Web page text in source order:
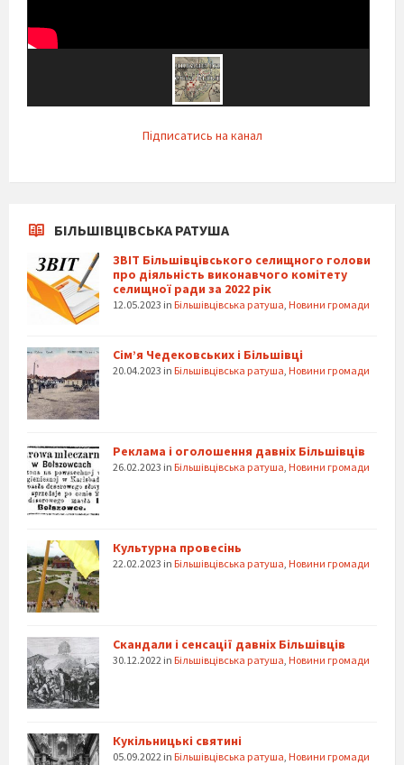
Підписатись на канал
БІЛЬШІВЦІВСЬКА РАТУША
ЗВІТ Більшівцівського селищного голови
про діяльність виконавчого комітету
селищної ради за 2022 рік
12.05.2023 in Більшівцівська ратуша, Новини громади
Сім’я Чедековських і Більшівці
20.04.2023 in Більшівцівська ратуша, Новини громади
Реклама і оголошення давніх Більшівців
26.02.2023 in Більшівцівська ратуша, Новини громади
Культурна провесінь
22.02.2023 in Більшівцівська ратуша, Новини громади
Скандали і сенсації давніх Більшівців
30.12.2022 in Більшівцівська ратуша, Новини громади
Кукільницькі святині
05.09.2022 in Більшівцівська ратуша, Новини громади